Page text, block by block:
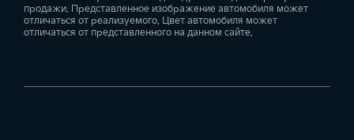
продажи. Представленное изображение автомобиля может
отличаться от реализуемого. Цвет автомобиля может
отличаться от представленного на данном сайте.